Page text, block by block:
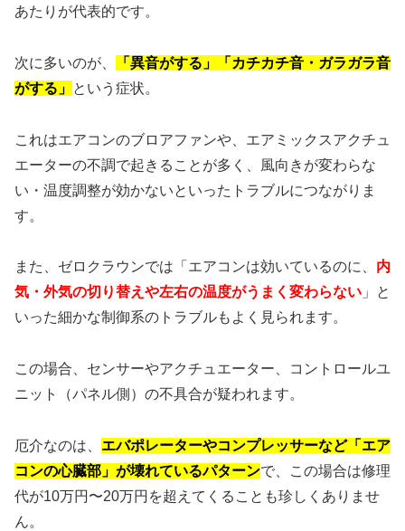
あたりが代表的です。
次に多いのが、
「異音がする」「カチカチ音・ガラガラ音
がする」 という症状。
これはエアコンのブロアファンや、エアミックスアクチュ
エーターの不調で起きることが多く、風向きが変わらな
い・温度調整が効かないといったトラブルにつながりま
す。
また、ゼロクラウンでは「エアコンは効いているのに、 内
気・外気の切り替えや左右の温度がうまく変わらない 」と
いった細かな制御系のトラブルもよく見られます。
この場合、センサーやアクチュエーター、コントロールユ
ニット（パネル側）の不具合が疑われます。
厄介なのは、 エバポレーターやコンプレッサーなど「エア
コンの心臓部」が壊れているパターンで、この場合は修理
代が10万円〜20万円を超えてくることも珍しくありませ
ん。